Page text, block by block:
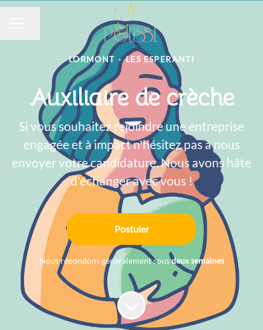
LORMONT · LES ESPERANTI
Auxiliaire de crèche
Si vous souhaitez rejoindre une entreprise
engagée et à impact n'hésitez pas à nous
envoyer votre candidature. Nous avons hâte
d'échanger avec vous !
Postuler
Nous répondons généralement sousdeux semaines